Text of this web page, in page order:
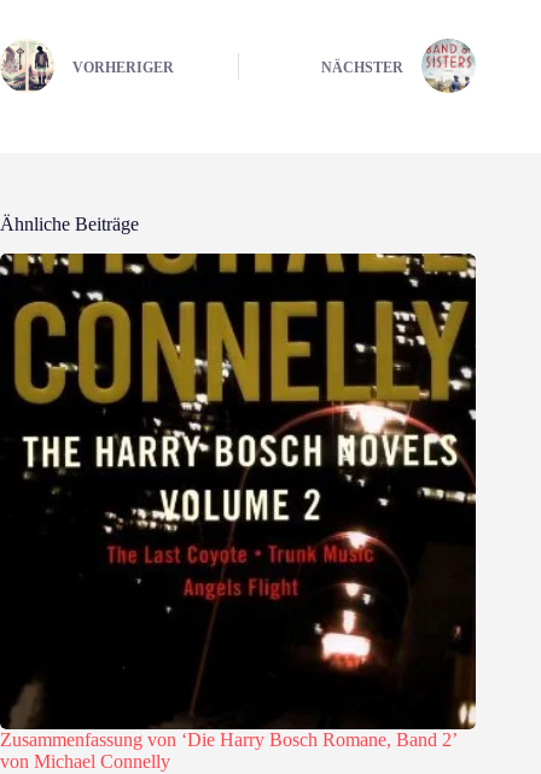
VORHERIGER NÄCHSTER
Ähnliche Beiträge
Zusammenfassung von ‘Die Harry Bosch Romane, Band 2’
von Michael Connelly